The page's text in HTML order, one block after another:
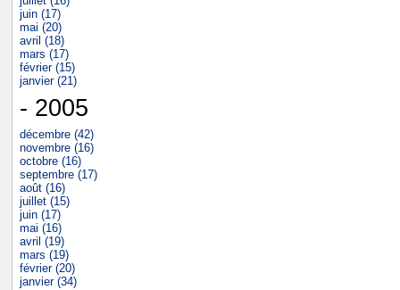
juin (17)
mai (20)
avril (18)
mars (17)
février (15)
janvier (21)
- 2005
décembre (42)
novembre (16)
octobre (16)
septembre (17)
août (16)
juillet (15)
juin (17)
mai (16)
avril (19)
mars (19)
février (20)
janvier (34)